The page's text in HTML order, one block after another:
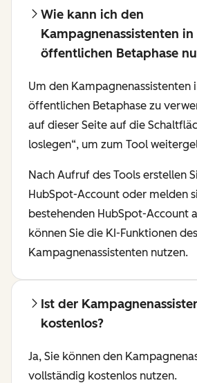
Wie kann ich den
Kampagnenassistenten
öffentlichen Betaphase
Um den Kampagnenassistenten
öffentlichen Betaphase zu
auf dieser Seite auf die
loslegen“, um zum Tool
Nach Aufruf des Tools erstellen
HubSpot-Account oder melden
bestehenden HubSpot-Account
können Sie die KI-Funktionen des
Kampagnenassistenten nutzen.
Ist der
kostenlos?
Ja, Sie können den
vollständig kostenlos nutzen.